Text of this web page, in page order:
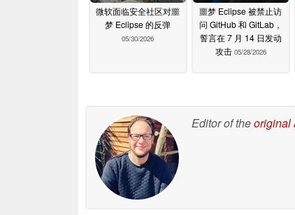
微软面临安全社区对噩
梦 Eclipse 的反弹
05/30/2026
噩梦 Eclipse 被禁止访
问 GitHub 和 GitLab，
誓言在 7 月 14 日发动
攻击 05/28/2026
Editor of theoriginal